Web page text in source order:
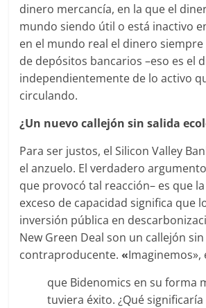
dinero mercancía, en la que el
mundo siendo útil o está inactivo
en el mundo real el dinero
de depósitos bancarios –eso es el
independientemente de lo activo
circulando.
¿Un nuevo callejón sin salida
Para ser justos, el Silicon Valley
el anzuelo. El verdadero
que provocó tal reacción– es que
exceso de capacidad significa que
inversión pública en
New Green Deal son un callejón
contraproducente.«Imaginemos»,
que Bidenomics en su forma
tuviera éxito. ¿Qué